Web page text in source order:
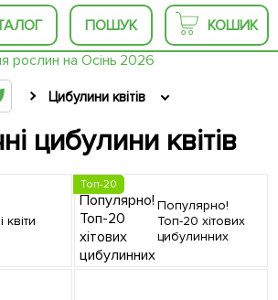
ПОШУК КОШИК
Цибулини квітів
цибулини квітів
квіти
Топ-20
Популярно!
Топ-20 хітових
цибулинних